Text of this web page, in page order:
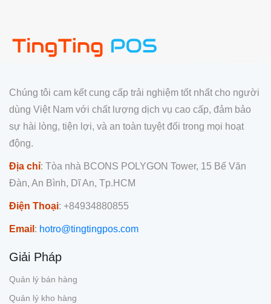
Chúng tôi cam kết cung cấp trải nghiệm tốt nhất cho người
dùng Việt Nam với chất lượng dịch vụ cao cấp, đảm bảo
sự hài lòng, tiện lợi, và an toàn tuyệt đối trong mọi hoạt
động.
Địa chỉ: Tòa nhà BCONS POLYGON Tower, 15 Bế Văn
Đàn, An Bình, Dĩ An, Tp.HCM
Điện Thoại: +84934880855
Email : hotro@tingtingpos.com
Giải Pháp
Quản lý bán hàng
Quản lý kho hàng